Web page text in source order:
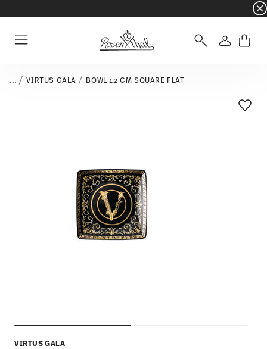
☀️ Summer SALE – Save even more: an
Login
... VIRTUS GALA BOWL 12 CM SQUARE FLAT
VIRTUS GALA
Add